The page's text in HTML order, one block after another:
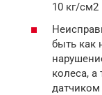
10 кг/
быть как
колеса,